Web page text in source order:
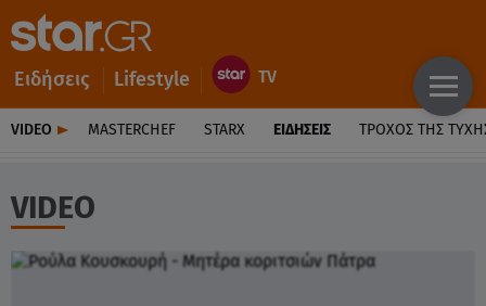
Ειδήσεις Lifestyle
VIDEO MASTERCHEF STARX ΕΙΔΉΣΕΙΣ ΤΡΟΧΌΣ ΤΗΣ
VIDEO